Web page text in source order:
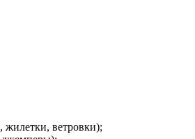
ветровки);